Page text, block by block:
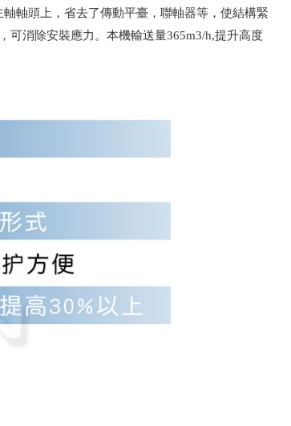
軸頭上，省去了傳動平臺，聯軸器等，使結構緊
可消除安裝應力。本機輸送量365m3/h,提升高度